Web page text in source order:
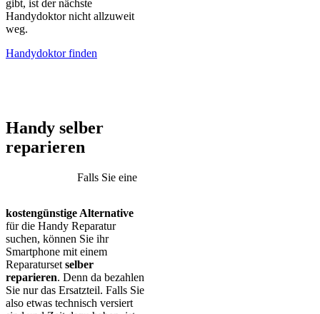
gibt, ist der nächste
Handydoktor nicht allzuweit
weg.
Handydoktor finden
Handy selber
reparieren
Falls Sie eine
kostengünstige Alternative
für die Handy Reparatur
suchen, können Sie ihr
Smartphone mit einem
Reparaturset selber
reparieren. Denn da bezahlen
Sie nur das Ersatzteil. Falls Sie
also etwas technisch versiert